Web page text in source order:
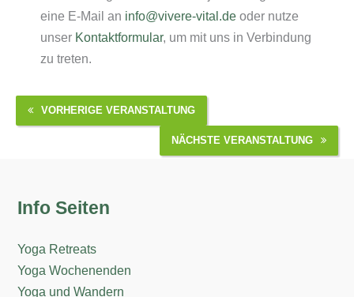
eine E-Mail an info@vivere-vital.de oder nutze
unser Kontaktformular, um mit uns in Verbindung
zu treten.
VORHERIGE VERANSTALTUNG
NÄCHSTE VERANSTALTUNG
Info Seiten
Yoga Retreats
Yoga Wochenenden
Yoga und Wandern